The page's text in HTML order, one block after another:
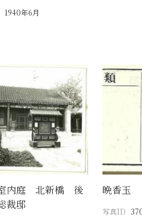
1940年6月
内庭 北新橋 後
裁邸
晩香玉
写真ID